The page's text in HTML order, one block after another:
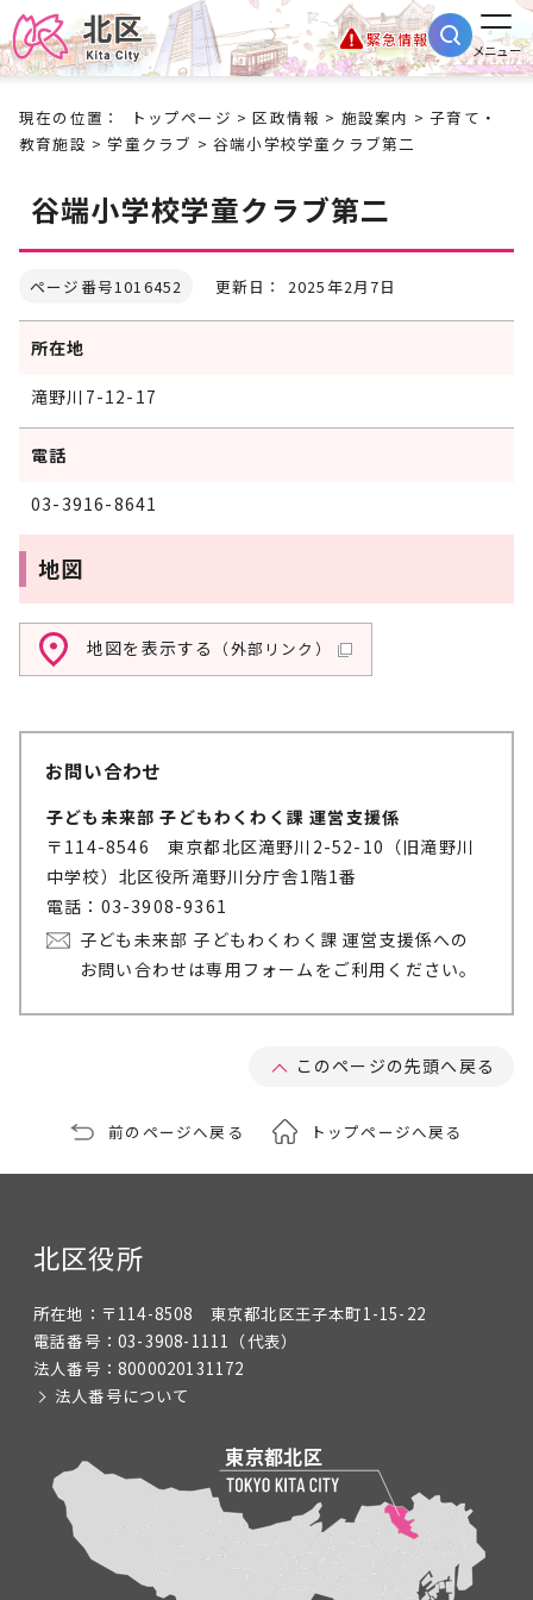
緊急情報
メニュー
現在の位置： トップページ >区政情報 > 施設案内 >子育て・
教育施設 > 学童クラブ > 谷端小学校学童クラブ第二
谷端小学校学童クラブ第二
ページ番号1016452 更新日： 2025年2月7日
所在地
滝野川7-12-17
電話
03-3916-8641
地図
地図を表示する （外部リンク）
お問い合わせ
子ども未来部 子どもわくわく課 運営支援係
〒114-8546 東京都北区滝野川2-52-10（旧滝野川
中学校）北区役所滝野川分庁舎1階1番
電話：03-3908-9361
子ども未来部 子どもわくわく課 運営支援係への
お問い合わせは専用フォームをご利用ください。
このページの先頭へ戻る
前のページへ戻る トップページへ戻る
北区役所
所在地： 〒114-8508 東京都北区王子本町1-15-22
電話番号： 03-3908-1111 （代表）
法人番号： 8000020131172
法人番号について